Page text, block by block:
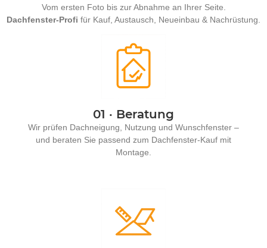
Vom ersten Foto bis zur Abnahme an Ihrer Seite.
Dachfenster-Profi für Kauf, Austausch, Neueinbau & Nachrüstung.
01 · Beratung
Wir prüfen Dachneigung, Nutzung und Wunschfenster –
und beraten Sie passend zum Dachfenster-Kauf mit
Montage.